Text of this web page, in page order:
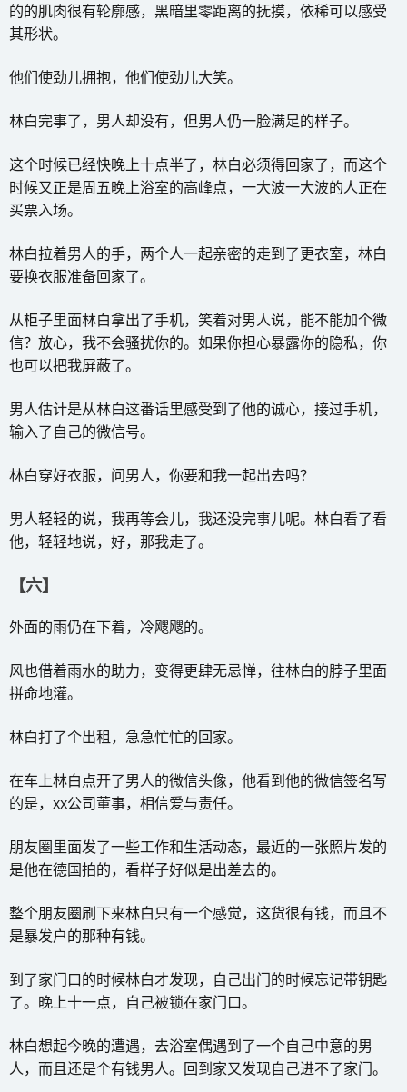
的的肌肉很有轮廓感，黑暗里零距离的抚摸，依稀可以感受
其形状。
他们使劲儿拥抱，他们使劲儿大笑。
林白完事了，男人却没有，但男人仍一脸满足的样子。
这个时候已经快晚上十点半了，林白必须得回家了，而这个
时候又正是周五晚上浴室的高峰点，一大波一大波的人正在
买票入场。
林白拉着男人的手，两个人一起亲密的走到了更衣室，林白
要换衣服准备回家了。
从柜子里面林白拿出了手机，笑着对男人说，能不能加个微
信？放心，我不会骚扰你的。如果你担心暴露你的隐私，你
也可以把我屏蔽了。
男人估计是从林白这番话里感受到了他的诚心，接过手机，
输入了自己的微信号。
林白穿好衣服，问男人，你要和我一起出去吗？
男人轻轻的说，我再等会儿，我还没完事儿呢。林白看了看
他，轻轻地说，好，那我走了。
【六】
外面的雨仍在下着，冷飕飕的。
风也借着雨水的助力，变得更肆无忌惮，往林白的脖子里面
拼命地灌。
林白打了个出租，急急忙忙的回家。
在车上林白点开了男人的微信头像，他看到他的微信签名写
的是，xx公司董事，相信爱与责任。
朋友圈里面发了一些工作和生活动态，最近的一张照片发的
是他在德国拍的，看样子好似是出差去的。
整个朋友圈刷下来林白只有一个感觉，这货很有钱，而且不
是暴发户的那种有钱。
到了家门口的时候林白才发现，自己出门的时候忘记带钥匙
了。晚上十一点，自己被锁在家门口。
林白想起今晚的遭遇，去浴室偶遇到了一个自己中意的男
人，而且还是个有钱男人。回到家又发现自己进不了家门。